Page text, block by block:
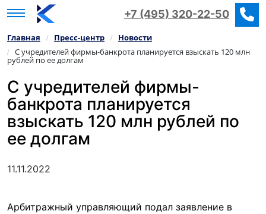
+7 (495) 320-22-50
Главная / Пресс‑центр / Новости
/ С учредителей фирмы-банкрота планируется взыскать 120 млн
рублей по ее долгам
С учредителей фирмы-
банкрота планируется
взыскать 120 млн рублей по
ее долгам
11.11.2022
Арбитражный управляющий подал заявление в